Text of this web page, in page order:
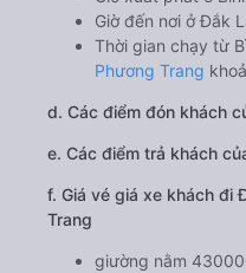
Giờ đến nơi ở Đắk
Thời gian chạy từ
Phương Trang
d. Các điểm đón khách
e. Các điểm trả khách
f. Giá vé giá xe khách đi
Trang
giường nằm